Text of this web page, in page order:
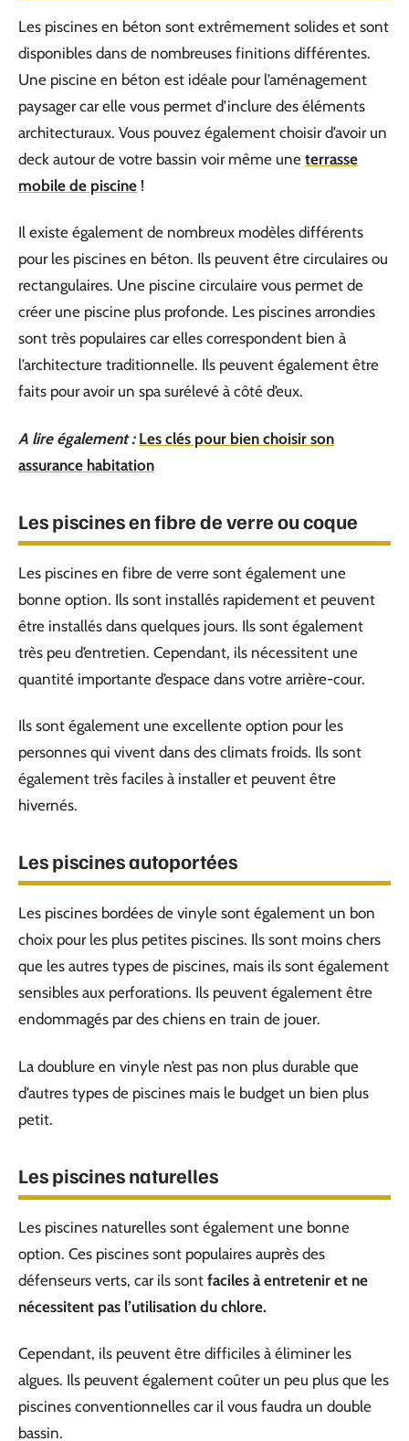
Les piscines en béton sont extrêmement solides et sont
disponibles dans de nombreuses finitions différentes.
Une piscine en béton est idéale pour l’aménagement
paysager car elle vous permet d’inclure des éléments
architecturaux. Vous pouvez également choisir d’avoir un
deck autour de votre bassin voir même une terrasse
mobile de piscine !
Il existe également de nombreux modèles différents
pour les piscines en béton. Ils peuvent être circulaires ou
rectangulaires. Une piscine circulaire vous permet de
créer une piscine plus profonde. Les piscines arrondies
sont très populaires car elles correspondent bien à
l’architecture traditionnelle. Ils peuvent également être
faits pour avoir un spa surélevé à côté d’eux.
A lire également : Les clés pour bien choisir son
assurance habitation
Les piscines en fibre de verre ou coque
Les piscines en fibre de verre sont également une
bonne option. Ils sont installés rapidement et peuvent
être installés dans quelques jours. Ils sont également
très peu d’entretien. Cependant, ils nécessitent une
quantité importante d’espace dans votre arrière-cour.
Ils sont également une excellente option pour les
personnes qui vivent dans des climats froids. Ils sont
également très faciles à installer et peuvent être
hivernés.
Les piscines autoportées
Les piscines bordées de vinyle sont également un bon
choix pour les plus petites piscines. Ils sont moins chers
que les autres types de piscines, mais ils sont également
sensibles aux perforations. Ils peuvent également être
endommagés par des chiens en train de jouer.
La doublure en vinyle n’est pas non plus durable que
d’autres types de piscines mais le budget un bien plus
petit.
Les piscines naturelles
Les piscines naturelles sont également une bonne
option. Ces piscines sont populaires auprès des
défenseurs verts, car ils sont faciles à entretenir et ne
nécessitent pas l’utilisation du chlore.
Cependant, ils peuvent être difficiles à éliminer les
algues. Ils peuvent également coûter un peu plus que les
piscines conventionnelles car il vous faudra un double
bassin.